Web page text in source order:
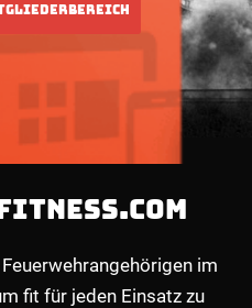
im
fit für jeden Einsatz zu